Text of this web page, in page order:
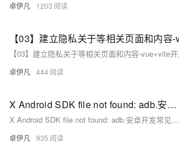
卓伊凡 1203
卓伊凡 444
X Android SDK file not found: adb.安卓开发常见问题-Android SDK 缺少 `adb`（Android Debug Bridge）-优雅草卓伊凡
X Android SDK file not found: adb.安卓开发常见问题-Android SDK 缺少 `adb`（Android Debug Bridge）-优雅草卓伊凡
卓伊凡 935